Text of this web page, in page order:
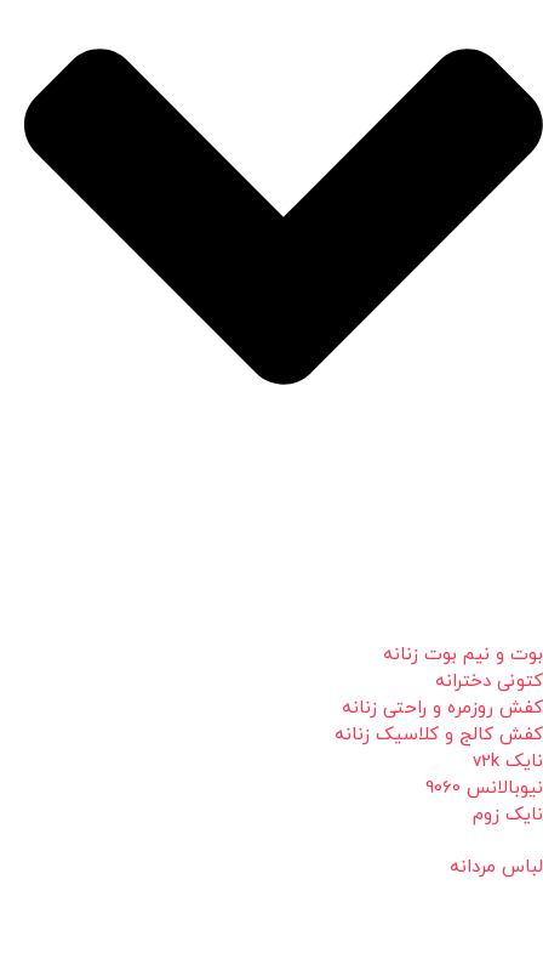
بوت و نیم بوت زنانه
کتونی دخترانه
کفش روزمره و راحتی زنانه
کفش کالج و کلاسیک زنانه
نایک v2k
نیوبالانس 9060
نایک زوم
لباس مردانه